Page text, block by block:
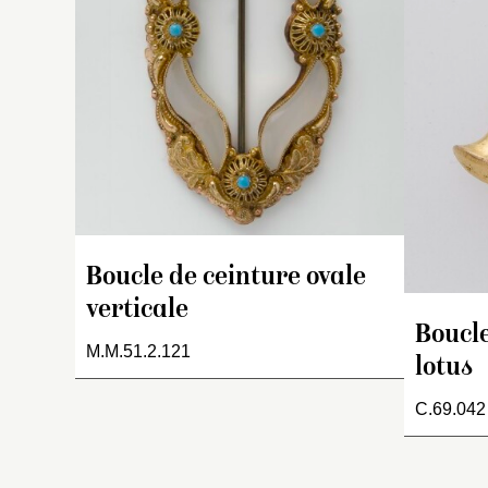
Boucle de ceinture ovale
verticale
M.M.51.2.121
lotus
C.69.042